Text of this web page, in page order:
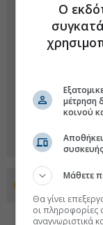
Προσθέστε
Ο
μέτρηση
κοινού
συσκευής
Μάθετε
Θα γίνει
οι πληροφορίες
αναγνωριστικά